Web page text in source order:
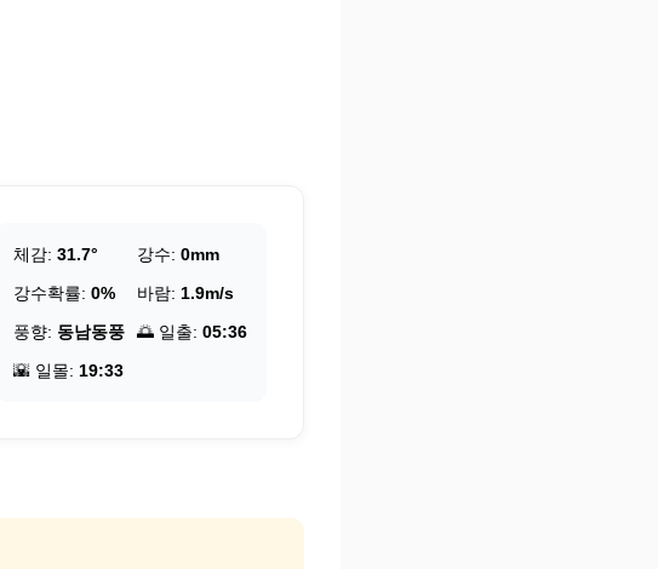
체감: 31.7° 강수: 0mm
강수확률: 0% 바람: 1.9m/s
풍향: 동남동풍 🌅 일출: 05:36
🌇 일몰: 19:33